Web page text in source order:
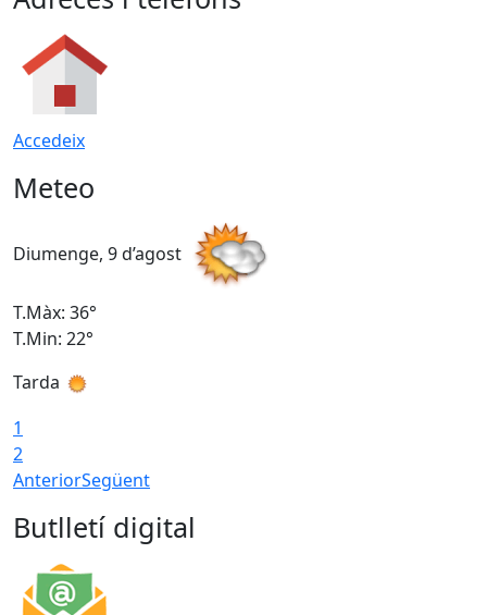
Accedeix
Meteo
Diumenge, 9 d’agost
T.Màx: 36°
T.Min: 22°
Tarda
1
2
AnteriorSegüent
Butlletí digital